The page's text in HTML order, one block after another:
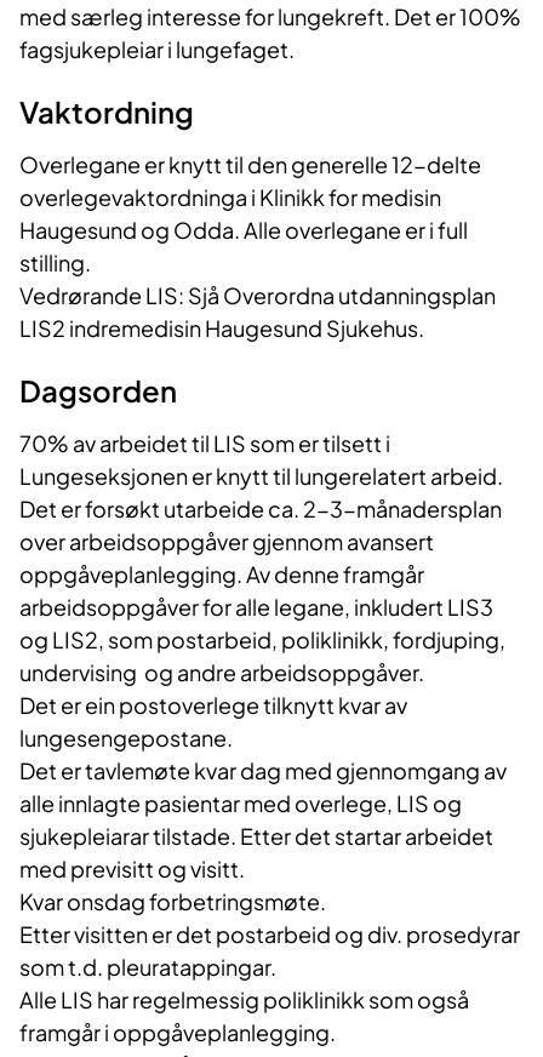
med særleg interesse for lungekreft. Det er 100%
fagsjukepleiar i lungefaget.
Vaktordning
Overlegane er knytt til den generelle 12-delte
overlegevaktordninga i Klinikk for medisin
Haugesund og Odda. Alle overlegane er i full
stilling.
Vedrørande LIS: Sjå Overordna utdanningsplan
LIS2 indremedisin Haugesund Sjukehus.
Dagsorden
70% av arbeidet til LIS som er tilsett i
Lungeseksjonen er knytt til lungerelatert arbeid.
Det er forsøkt utarbeide ca. 2-3-månadersplan
over arbeidsoppgåver gjennom avansert
oppgåveplanlegging. Av denne framgår
arbeidsoppgåver for alle legane, inkludert LIS3
og LIS2, som postarbeid, poliklinikk, fordjuping,
undervising og andre arbeidsoppgåver.
Det er ein postoverlege tilknytt kvar av
lungesengepostane.
Det er tavlemøte kvar dag med gjennomgang av
alle innlagte pasientar med overlege, LIS og
sjukepleiarar tilstade. Etter det startar arbeidet
med previsitt og visitt.
Kvar onsdag forbetringsmøte.
Etter visitten er det postarbeid og div. prosedyrar
som t.d. pleuratappingar.
Alle LIS har regelmessig poliklinikk som også
framgår i oppgåveplanlegging.